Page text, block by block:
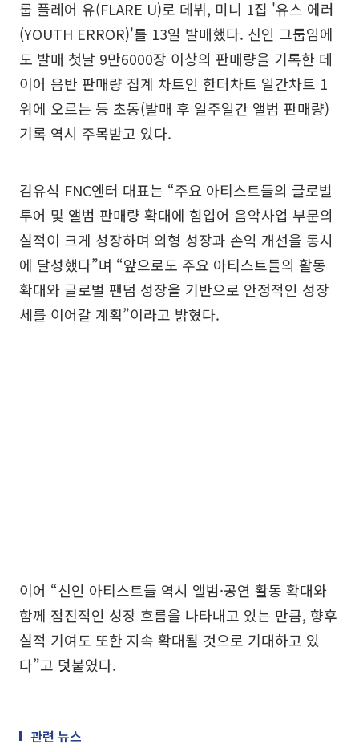
룹 플레어 유(FLARE U)로 데뷔, 미니 1집 '유스 에러
(YOUTH ERROR)'를 13일 발매했다. 신인 그룹임에
도 발매 첫날 9만6000장 이상의 판매량을 기록한 데
이어 음반 판매량 집계 차트인 한터차트 일간차트 1
위에 오르는 등 초동(발매 후 일주일간 앨범 판매량)
기록 역시 주목받고 있다.
김유식 FNC엔터 대표는 “주요 아티스트들의 글로벌
투어 및 앨범 판매량 확대에 힘입어 음악사업 부문의
실적이 크게 성장하며 외형 성장과 손익 개선을 동시
에 달성했다”며 “앞으로도 주요 아티스트들의 활동
확대와 글로벌 팬덤 성장을 기반으로 안정적인 성장
세를 이어갈 계획”이라고 밝혔다.
이어 “신인 아티스트들 역시 앨범·공연 활동 확대와
함께 점진적인 성장 흐름을 나타내고 있는 만큼, 향후
실적 기여도 또한 지속 확대될 것으로 기대하고 있
다”고 덧붙였다.
관련 뉴스